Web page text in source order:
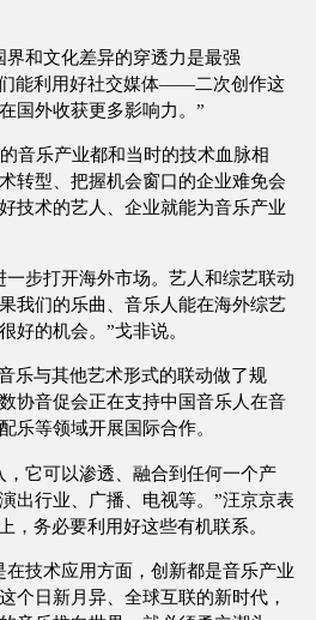
和文化差异的穿透力是最强
能利用好社交媒体——二次创作这
国外收获更多影响力。”
音乐产业都和当时的技术血脉相
转型、把握机会窗口的企业难免会
技术的艺人、企业就能为音乐产业
步打开海外市场。艺人和综艺联动
我们的乐曲、音乐人能在海外综艺
好的机会。”戈非说。
乐与其他艺术形式的联动做了规
协音促会正在支持中国音乐人在音
乐等领域开展国际合作。
它可以渗透、融合到任何一个产
出行业、广播、电视等。”汪京京表
，务必要利用好这些有机联系。
技术应用方面，创新都是音乐产业
个日新月异、全球互联的新时代，